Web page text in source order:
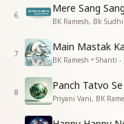
6
Mere Sang
BK Ramesh, Bk
7
Main Mastak
BK Ramesh • Shanti -
8
Panch Tatvo